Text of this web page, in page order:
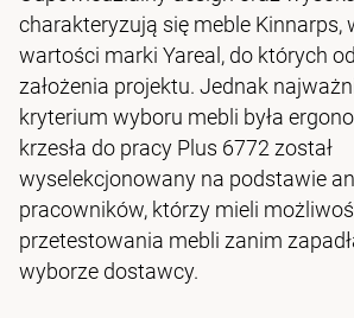
charakteryzują się meble Kinnarps,
wartości marki Yareal, do których
założenia projektu. Jednak
kryterium wyboru mebli była
krzesła do pracy Plus 6772 został
wyselekcjonowany na podstawie
pracowników, którzy mieli
przetestowania mebli zanim
wyborze dostawcy.